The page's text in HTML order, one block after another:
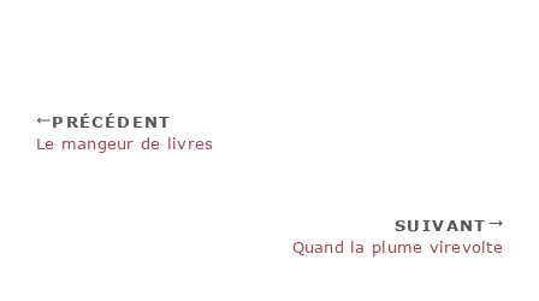
PRÉCÉDENT
Le mangeur de livres
SUIVANT
Quand la plume virevolte